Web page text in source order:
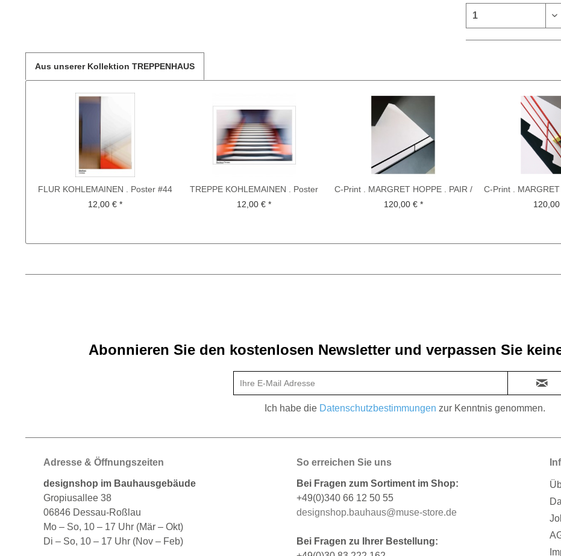
Aus unserer Kollektion TREPPENHAUS
FLUR KOHLEMAINEN . Poster #44
SBD
12,00 € *
TREPPE KOHLEMAINEN . Poster
#18 SBD
12,00 € *
C-Print . MARGRET HOPPE . PAIR /
UNPAIR ....
120,00 € *
C-Print .
Abonnieren Sie den kostenlosen Newsletter und verpassen Sie
Ich habe die Datenschutzbestimmungen zur Kenntnis genommen.
Adresse & Öffnungszeiten
designshop im Bauhausgebäude
Gropiusallee 38
06846 Dessau-Roßlau
Mo – So, 10 – 17 Uhr (Mär – Okt)
Di – So, 10 – 17 Uhr (Nov – Feb)
So erreichen Sie uns
Bei Fragen zum Sortiment im Shop:
+49(0)340 66 12 50 55
designshop.bauhaus@muse-store.de
Bei Fragen zu Ihrer Bestellung: